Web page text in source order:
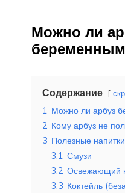
Можно ли
Содержание
1 Можно ли арбуз
2 Кому арбуз не
3 Полезные
3.1 Смузи
3.2 Освежающий
3.3 Коктейль